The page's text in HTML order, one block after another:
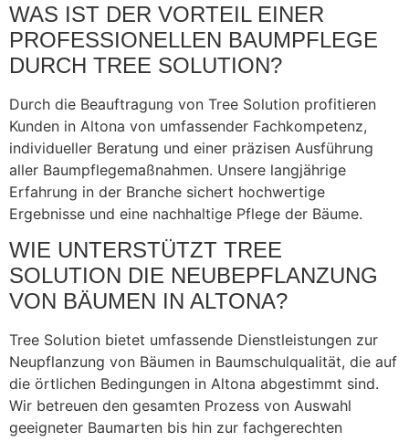
WAS IST DER VORTEIL EINER
PROFESSIONELLEN BAUMPFLEGE
DURCH TREE SOLUTION?
Durch die Beauftragung von Tree Solution profitieren
Kunden in Altona von umfassender Fachkompetenz,
individueller Beratung und einer präzisen Ausführung
aller Baumpflegemaßnahmen. Unsere langjährige
Erfahrung in der Branche sichert hochwertige
Ergebnisse und eine nachhaltige Pflege der Bäume.
WIE UNTERSTÜTZT TREE
SOLUTION DIE NEUBEPFLANZUNG
VON BÄUMEN IN ALTONA?
Tree Solution bietet umfassende Dienstleistungen zur
Neupflanzung von Bäumen in Baumschulqualität, die auf
die örtlichen Bedingungen in Altona abgestimmt sind.
Wir betreuen den gesamten Prozess von Auswahl
geeigneter Baumarten bis hin zur fachgerechten